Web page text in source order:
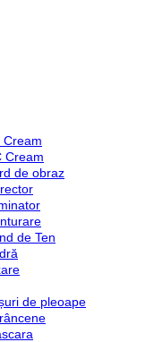
Cream
Cream
de obraz
de Ten
de pleoape